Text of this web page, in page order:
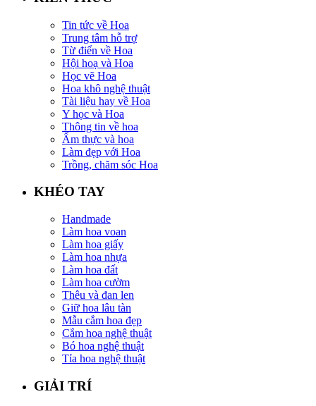
Tin tức về Hoa
Trung tâm hỗ trợ
Từ điển về Hoa
Hội hoạ và Hoa
Học vẽ Hoa
Hoa khô nghệ thuật
Tài liệu hay về Hoa
Y học và Hoa
Thông tin về hoa
Ẩm thực và hoa
Làm đẹp với Hoa
Trồng, chăm sóc Hoa
KHÉO TAY
Handmade
Làm hoa voan
Làm hoa giấy
Làm hoa nhựa
Làm hoa đất
Làm hoa cườm
Thêu và đan len
Giữ hoa lâu tàn
Mẫu cắm hoa đẹp
Cắm hoa nghệ thuật
Bó hoa nghệ thuật
Tỉa hoa nghệ thuật
GIẢI TRÍ